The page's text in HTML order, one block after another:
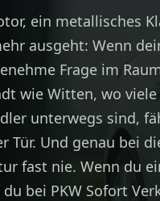
ein metallisches
ausgeht: Wenn
Frage im
wie Witten, wo
unterwegs sind,
Tür. Und genau bei
fast nie. Wenn du
bei PKW Sofort